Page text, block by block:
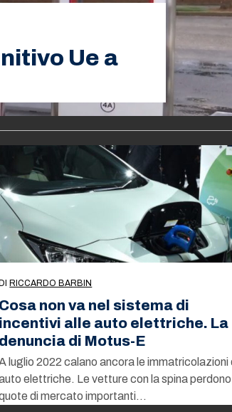
Ue a
DI RICCARDO BARBIN
Cosa non va nel sistema di
incentivi alle auto elettriche. La
denuncia di Motus-E
luglio 2022 calano ancora le immatricolazioni
elettriche. Le vetture con la spina perdono
di mercato importanti…